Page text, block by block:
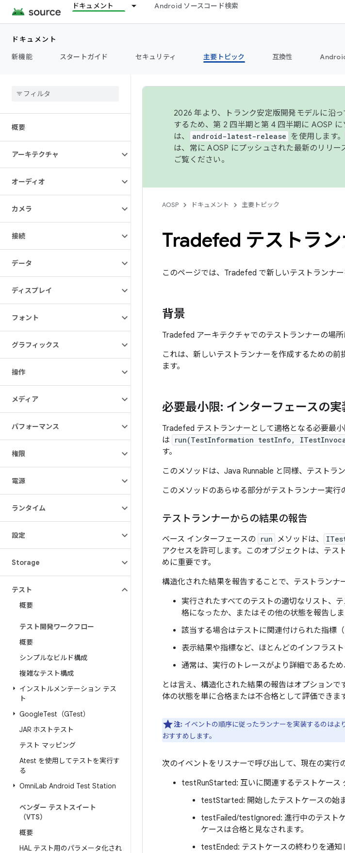
ドキュメント Android ソースコード検索
ドキュメント
新機能
スタートガイド セキュリティ 主要トピック 互換性
概要
アーキテクチャ
オーディオ
カメラ
接続
データ
ディスプレイ
フォント
グラフィックス
操作
メディア
パフォーマンス
権限
電源
ランタイム
設定
Storage
テスト
概要
テスト開発ワークフロー
概要
シンプルなビルド構成
複雑なテスト構成
インストルメンテーション テス
ト
GoogleTest（GTest）
JAR ホストテスト
テスト マッピング
Atest を使用してテストを実行す
る
OmniLab Android Test Station
ベンダー テストスイート
（VTS）
概要
HAL テスト用のパラメータ化され
2026 年より、トランク安定版開発モデルに沿
するため、第 2 四半期と第 4 四半期に AOSP
は、
android-latest-release を使用します。
は、常に AOSP にプッシュされた最新のリリー
ご覧ください。
AOSP ドキュメント 主要トピック
Tradefed テストラ
このページでは、Tradefed で新しいテストランナ
背景
Tradefed アーキテクチャでのテストランナーの場所
これは、新しいテストランナーを作成するための
ます。
必要最小限: インターフェースの実
Tradefed テストランナーとして適格となる必要最小
は
run(TestInformation testInfo,
す。
このメソッドは、Java Runnable と同様、テストラ
このメソッドのあらゆる部分がテストランナー実行
テストランナーからの結果の報告
ベース インターフェースの run メソッドは、
アクセスを許可します。このオブジェクトは、テ
めに重要です。
構造化された結果を報告することで、テストランナ
実行されたすべてのテストの適切なリスト、
格になったか、またはその他の状態を報告しま
該当する場合はテストに関連付けられた指標
表示結果や指標など、ほとんどのインフラスト
通常は、実行のトレースがより詳細であるため
とは言え、構造化された結果の報告はオプション
体の状態を単に合格または不合格として評価できます
注: イベントの順序に従ったランナーを実装するのは
おすすめします。
次のイベントをリスナーで呼び出して、現在の実行
testRunStarted: 互いに関連するテストケース
testStarted: 開始したテストケースの始
testFailed/testIgnored: 進行中のテスト
ケースは合格と見なされます。
testEnded: テストケースの終わりを通知